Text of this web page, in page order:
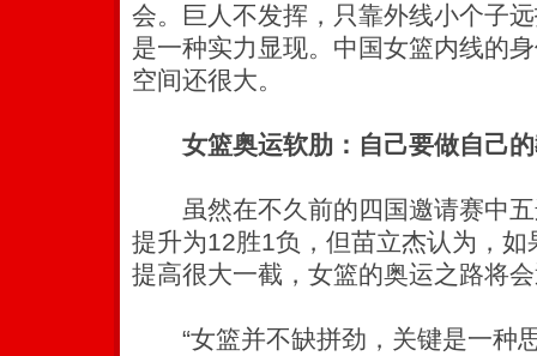
会。巨人不发挥，只靠外线小个子
是一种实力显现。中国女篮内线的
空间还很大。
女篮奥运软肋：自己要做自己
虽然在不久前的四国邀请赛中五
提升为12胜1负，但苗立杰认为，
提高很大一截，女篮的奥运之路将
“女篮并不缺拼劲，关键是一种